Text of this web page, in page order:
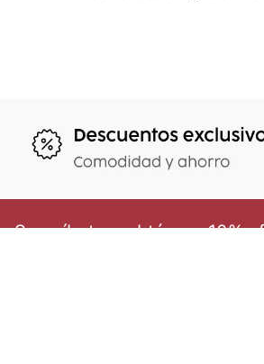
Suscríbete y obtén un 10%